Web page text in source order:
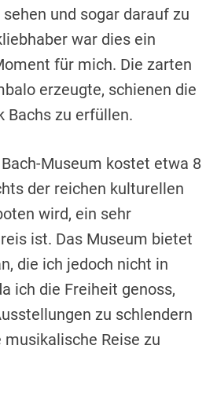
und sogar darauf zu
war dies ein
für mich. Die zarten
erzeugte, schienen die
Bachs zu erfüllen.
Museum kostet etwa 8
der reichen kulturellen
wird, ein sehr
ist. Das Museum bietet
die ich jedoch nicht in
ich die Freiheit genoss,
zu schlendern
Reise zu